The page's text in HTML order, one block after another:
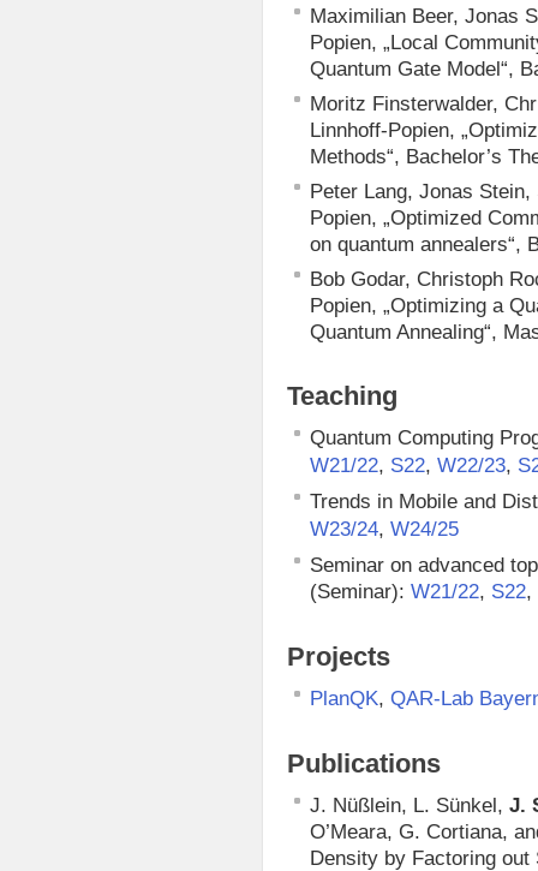
Maximilian Beer, Jonas
Popien, „Local
Quantum Gate Model“,
Moritz Finsterwalder,
Linnhoff-Popien,
Methods“, Bachelor’s
Peter Lang, Jonas
Popien, „Optimized
on quantum annealers“,
Bob Godar, Christoph
Popien, „Optimizing a
Quantum Annealing“,
Teaching
Quantum Computing
W21/22, S22,W22/23,
Trends in Mobile and
W23/24,W24/25
Seminar on advanced
(Seminar):W21/22, S22,
Projects
PlanQK,QAR-Lab
Publications
J. Nüßlein, L. Sünkel,J.
O’Meara, G. Cortiana,
Density by Factoring